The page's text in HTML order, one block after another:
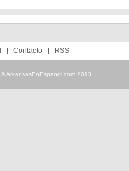
Contacto RSS
© ArkansasEnEspanol.com 2013